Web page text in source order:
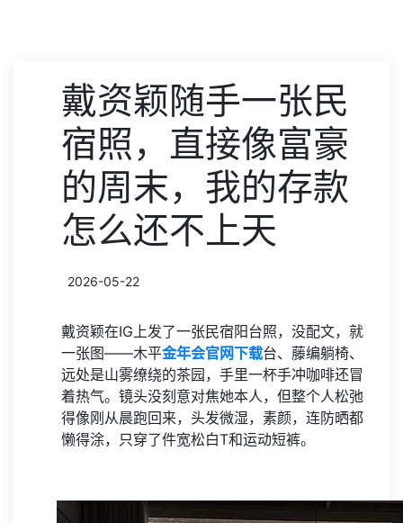
戴资颖随手一张民
宿照，直接像富豪
的周末，我的存款
怎么还不上天
2026-05-22
戴资颖在IG上发了一张民宿阳台照，没配文，就
一张图——木平金年会官网下载台、藤编躺椅、
远处是山雾缭绕的茶园，手里一杯手冲咖啡还冒
着热气。镜头没刻意对焦她本人，但整个人松弛
得像刚从晨跑回来，头发微湿，素颜，连防晒都
懒得涂，只穿了件宽松白T和运动短裤。